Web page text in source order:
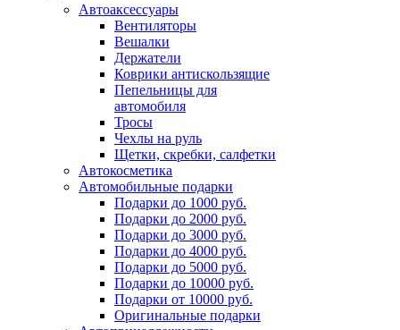
Автоаксессуары
Вентиляторы
Вешалки
Держатели
Коврики антискользящие
Пепельницы для
автомобиля
Тросы
Чехлы на руль
Щетки, скребки, салфетки
Автокосметика
Автомобильные подарки
Подарки до 1000 руб.
Подарки до 2000 руб.
Подарки до 3000 руб.
Подарки до 4000 руб.
Подарки до 5000 руб.
Подарки до 10000 руб.
Подарки от 10000 руб.
Оригинальные подарки